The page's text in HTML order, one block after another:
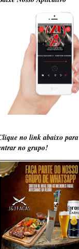
no link abaixo para
no grupo!